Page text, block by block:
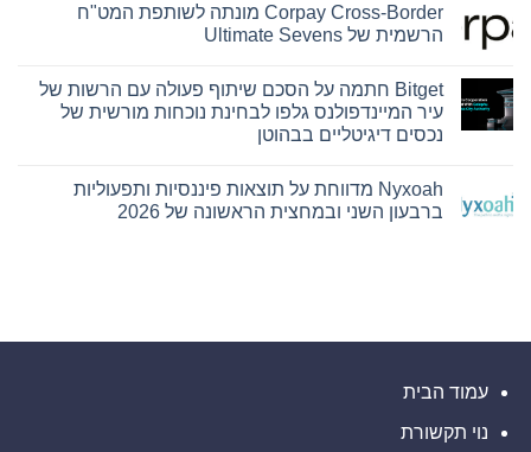
SEE
Capital
Hamilton
בהסכם
שיווק
והפניית
לקוחות
על
PU
Prime
המסחר
בזהב
עם
השקת
Corpay Cross-Border מונתה לשותפת המט"ח
הרשמית של Ultimate Sevens
על
Corpay
Cross-
Border
המט"ח
הרשמית
של
Bitget חתמה על הסכם שיתוף פעולה עם הרשות של
עיר המיינדפולנס גלפו לבחינת נוכחות מורשית של
נכסים דיגיטליים בבהוטן
על
Bitget
חתמה
עיר
לבחינת
של
Nyxoah מדווחת על תוצאות פיננסיות ותפעוליות
ברבעון השני ובמחצית הראשונה של 2026
פיננסיות
השני
של
עמוד הבית
נוי תקשורת